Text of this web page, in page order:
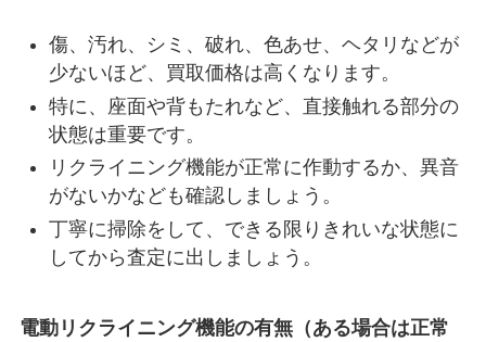
傷、汚れ、シミ、破れ、色あせ、ヘタリなどが
少ないほど、買取価格は高くなります。
特に、座面や背もたれなど、直接触れる部分の
状態は重要です。
リクライニング機能が正常に作動するか、異音
がないかなども確認しましょう。
丁寧に掃除をして、できる限りきれいな状態に
してから査定に出しましょう。
電動リクライニング機能の有無（ある場合は正常